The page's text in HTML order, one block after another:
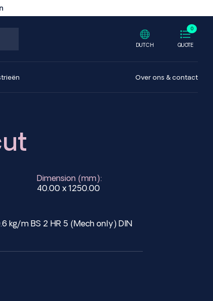
0
QUOTE
DUTCH
Over ons & contact
Dimension (mm):
40.00 x 1250.00
kg/m BS 2 HR 5 (Mech only) DIN